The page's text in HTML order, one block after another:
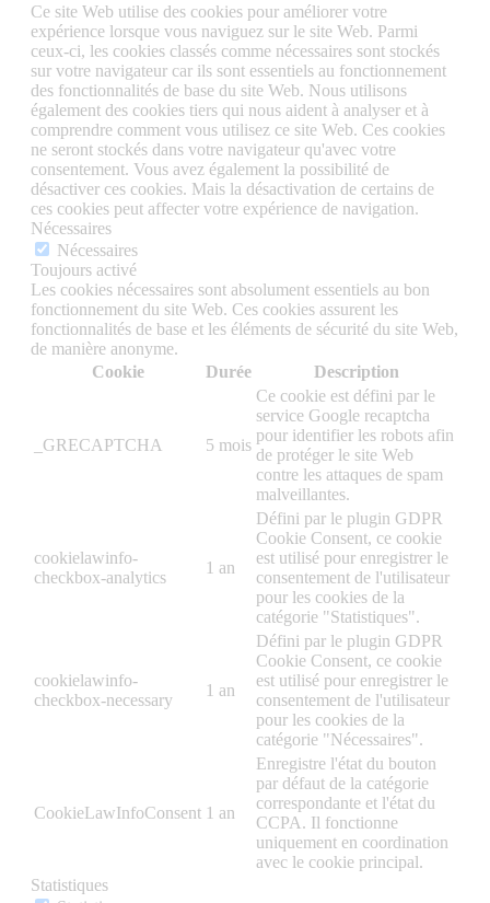
Ce site Web utilise des cookies pour améliorer votre
expérience lorsque vous naviguez sur le site Web. Parmi
ceux-ci, les cookies classés comme nécessaires sont stockés
sur votre navigateur car ils sont essentiels au fonctionnement
des fonctionnalités de base du site Web. Nous utilisons
également des cookies tiers qui nous aident à analyser et à
comprendre comment vous utilisez ce site Web. Ces cookies
ne seront stockés dans votre navigateur qu'avec votre
consentement. Vous avez également la possibilité de
désactiver ces cookies. Mais la désactivation de certains de
ces cookies peut affecter votre expérience de navigation.
Nécessaires
Nécessaires
Toujours activé
Les cookies nécessaires sont absolument essentiels au bon
fonctionnement du site Web. Ces cookies assurent les
fonctionnalités de base et les éléments de sécurité du site Web,
de manière anonyme.
Cookie
Durée Description
_GRECAPTCHA 5 mois
Ce cookie est défini par le
service Google recaptcha
pour identifier les robots afin
de protéger le site Web
contre les attaques de spam
malveillantes.
cookielawinfo-
checkbox-analytics
1 an
Défini par le plugin GDPR
Cookie Consent, ce cookie
est utilisé pour enregistrer le
consentement de l'utilisateur
pour les cookies de la
catégorie "Statistiques".
cookielawinfo-
checkbox-necessary
1 an
Défini par le plugin GDPR
Cookie Consent, ce cookie
est utilisé pour enregistrer le
consentement de l'utilisateur
pour les cookies de la
catégorie "Nécessaires".
CookieLawInfoConsent 1 an
Enregistre l'état du bouton
par défaut de la catégorie
correspondante et l'état du
CCPA. Il fonctionne
uniquement en coordination
avec le cookie principal.
Statistiques